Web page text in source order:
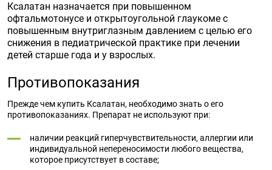
Ксалатан назначается при повышенном
офтальмотонусе и открытоугольной глаукоме с
повышенным внутриглазным давлением с целью его
снижения в педиатрической практике при лечении
детей старше года и у взрослых.
Противопоказания
Прежде чем купить Ксалатан, необходимо знать о его
противопоказаниях. Препарат не используют при:
наличии реакций гиперчувствительности, аллергии или
индивидуальной непереносимости любого вещества,
которое присутствует в составе;